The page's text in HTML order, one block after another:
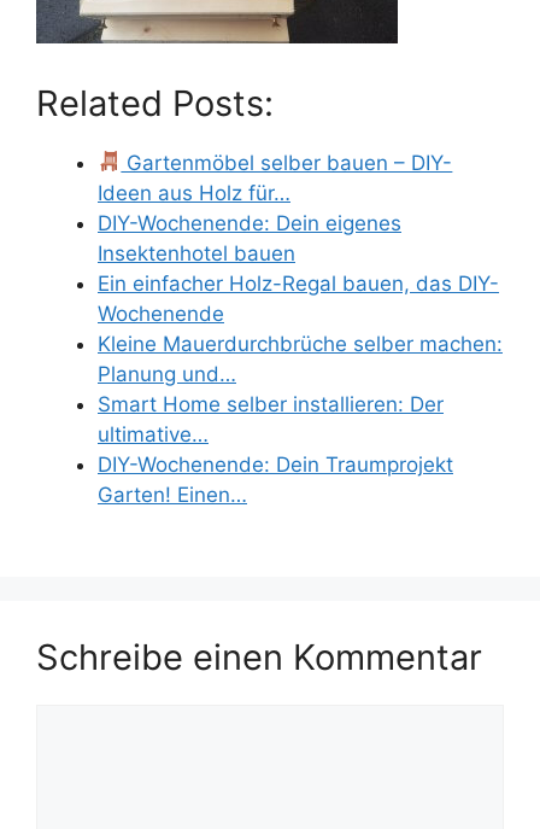
Related Posts:
Gartenmöbel selber bauen – DIY-
Ideen aus Holz für…
DIY-Wochenende: Dein eigenes
Insektenhotel bauen
Ein einfacher Holz-Regal bauen, das DIY-
Wochenende
Kleine Mauerdurchbrüche selber machen:
Planung und…
Smart Home selber installieren: Der
ultimative…
DIY-Wochenende: Dein Traumprojekt
Garten! Einen…
Schreibe einen Kommentar